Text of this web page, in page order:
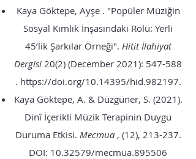
Kaya Göktepe, Ayşe . "Popüler Müziğin
Sosyal Kimlik İnşasındaki Rolü: Yerli
45’lik Şarkılar Örneği". Hitit İlahiyat
Dergisi 20(2) (December 2021): 547-588
. https://doi.org/10.14395/hid.982197.
Kaya Göktepe, A. & Düzgüner, S. (2021).
Dinî İçerikli Müzik Terapinin Duygu
Duruma Etkisi. Mecmua , (12), 213-237.
DOI: 10.32579/mecmua.895506